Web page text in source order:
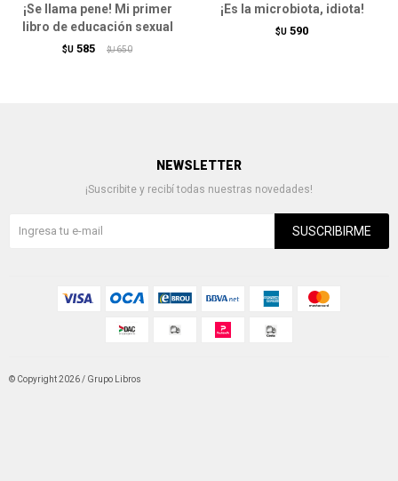
¡Se llama pene! Mi primer
libro de educación sexual
$U 585 $U 650
¡Es la microbiota, idiota!
$U 590
NEWSLETTER
¡Suscribite y recibí todas nuestras novedades!
SUSCRIBIRME
© Copyright 2026 / Grupo Libros